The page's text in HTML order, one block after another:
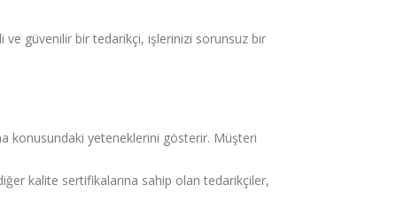
güvenilir bir tedarikçi, işlerinizi sorunsuz bir
konusundaki yeteneklerini gösterir. Müşteri
kalite sertifikalarına sahip olan tedarikçiler,